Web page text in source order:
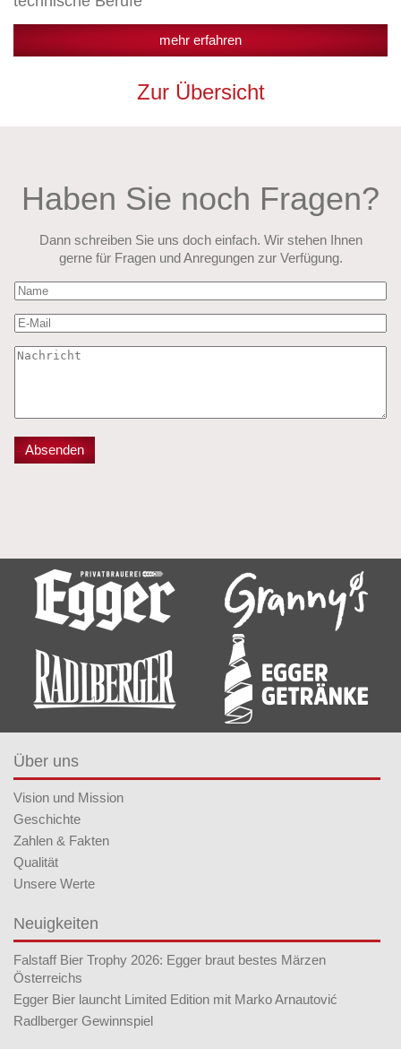
mehr erfahren
Zur Übersicht
Haben Sie noch Fragen?
Dann schreiben Sie uns doch einfach. Wir stehen Ihnen
gerne für Fragen und Anregungen zur Verfügung.
Über uns
Vision und Mission
Geschichte
Zahlen & Fakten
Qualität
Unsere Werte
Neuigkeiten
Falstaff Bier Trophy 2026: Egger braut bestes Märzen
Österreichs
Egger Bier launcht Limited Edition mit Marko Arnautović
Radlberger Gewinnspiel